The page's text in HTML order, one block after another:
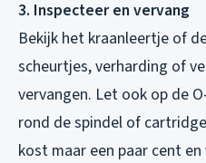
3. Inspecteer en vervang
Bekijk het kraanleertje of
scheurtjes, verharding of
vervangen. Let ook op de
rond de spindel of
kost maar een paar cent